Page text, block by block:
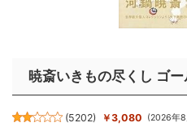
暁斎いきもの尽くし ゴ
(5202) ￥3,080 (2026年